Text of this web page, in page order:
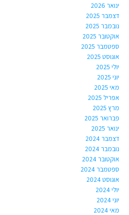
ינואר 2026
דצמבר 2025
נובמבר 2025
אוקטובר 2025
ספטמבר 2025
אוגוסט 2025
יולי 2025
יוני 2025
מאי 2025
אפריל 2025
מרץ 2025
פברואר 2025
ינואר 2025
דצמבר 2024
נובמבר 2024
אוקטובר 2024
ספטמבר 2024
אוגוסט 2024
יולי 2024
יוני 2024
מאי 2024